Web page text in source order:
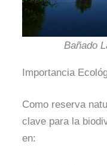
Bañado
Importancia
Como reserva
clave para la
en: